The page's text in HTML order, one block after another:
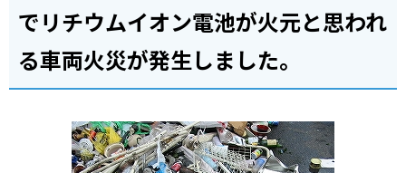
でリチウムイオン電池が火元と思われ
る車両火災が発生しました。